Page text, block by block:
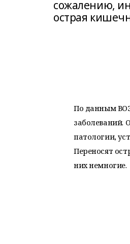
сожалению,
острая
По данным
заболеваний.
патологии,
Переносят
них немногие.